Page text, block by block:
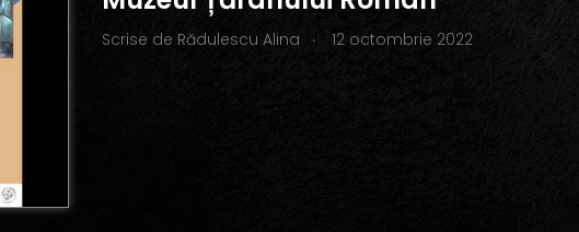
Scrise de Rădulescu Alina . 12 octombrie 2022